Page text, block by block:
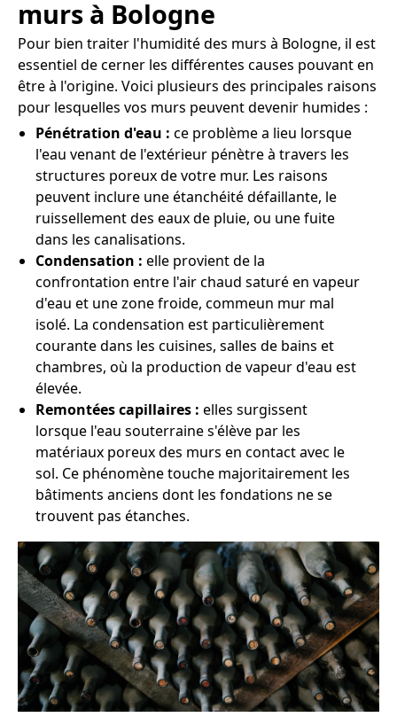
murs à Bologne
Pour bien traiter l'humidité des murs à Bologne, il est
essentiel de cerner les différentes causes pouvant en
être à l'origine. Voici plusieurs des principales raisons
pour lesquelles vos murs peuvent devenir humides :
Pénétration d'eau : ce problème a lieu lorsque
l'eau venant de l'extérieur pénètre à travers les
structures poreux de votre mur. Les raisons
peuvent inclure une étanchéité défaillante, le
ruissellement des eaux de pluie, ou une fuite
dans les canalisations.
Condensation : elle provient de la
confrontation entre l'air chaud saturé en vapeur
d'eau et une zone froide, commeun mur mal
isolé. La condensation est particulièrement
courante dans les cuisines, salles de bains et
chambres, où la production de vapeur d'eau est
élevée.
Remontées capillaires : elles surgissent
lorsque l'eau souterraine s'élève par les
matériaux poreux des murs en contact avec le
sol. Ce phénomène touche majoritairement les
bâtiments anciens dont les fondations ne se
trouvent pas étanches.